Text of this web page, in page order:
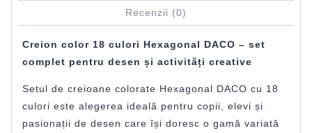
Recenzii (0)
Creion color 18 culori Hexagonal DACO – set
complet pentru desen și activități creative
Setul de creioane colorate Hexagonal DACO cu 18
culori este alegerea ideală pentru copii, elevi și
pasionații de desen care își doresc o gamă variată